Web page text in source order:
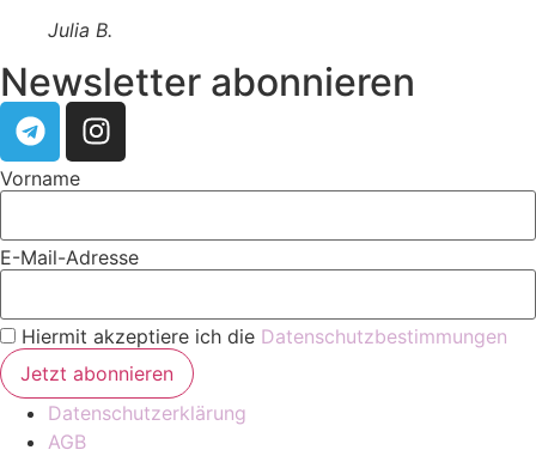
Julia B.
Newsletter abonnieren
Vorname
E-Mail-Adresse
Hiermit akzeptiere ich die Datenschutzbestimmungen
Datenschutzerklärung
AGB